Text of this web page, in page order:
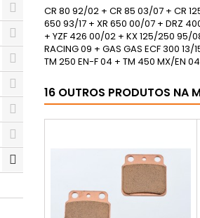
CR 80 92/02 + CR 85 03/07 + CR
650 93/17 + XR 650 00/07 + DRZ
+ YZF 426 00/02 + KX 125/250 95/
RACING 09 + GAS GAS ECF 300
TM 250 EN-F 04 + TM 450 MX/EN
16 OUTROS PRODUTOS NA